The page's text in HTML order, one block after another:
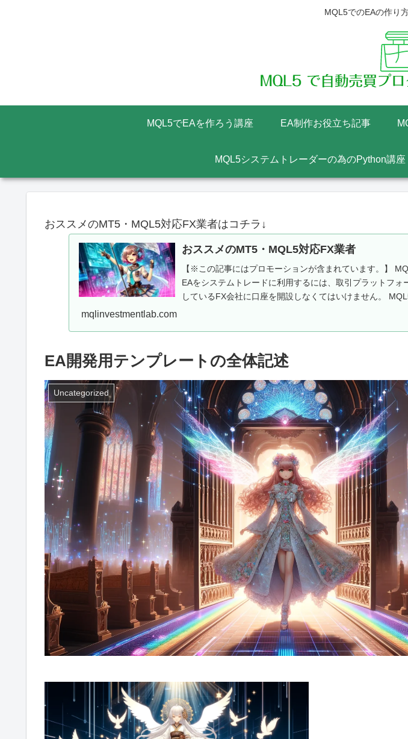
MQL5でのEAの作り
MQL5でEAを作ろう講座 EA制作お役立ち記事
MQL5システムトレーダーの為のPython講座
おススメのMT5・MQL5対応FX業者はコチラ↓
おススメのMT5・MQL5対応FX業者
【※この記事にはプロモーションが含まれています。】
EAをシステムトレードに利用するには、取引プラットフォ
しているFX会社に口座を開設しなくてはいけません。
mqlinvestmentlab.com
EA開発用テンプレートの全体記述
Uncategorized